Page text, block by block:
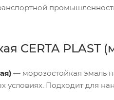
CERTA PLAST
— морозостойкая эмаль
условиях. Подходит для